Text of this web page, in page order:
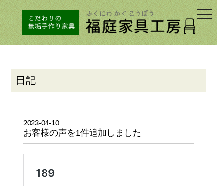
日記
2023-04-10
お客様の声を1件追加しました